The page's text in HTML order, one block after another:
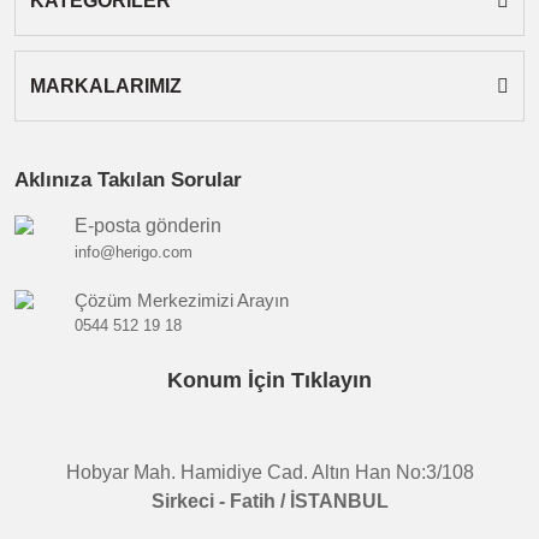
MARKALARIMIZ
Aklınıza Takılan Sorular
E-posta gönderin
info@herigo.com
Çözüm Merkezimizi Arayın
0544 512 19 18
Konum İçin Tıklayın
Hobyar Mah. Hamidiye Cad. Altın Han No:3/108
Sirkeci - Fatih / İSTANBUL